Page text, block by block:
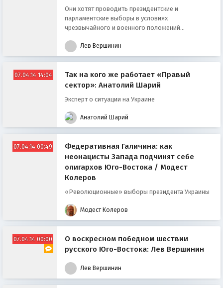
Они хотят проводить президентские и
парламентские выборы в условиях
чрезвычайного и военного положений...
Лев Вершинин
07.04.14 14:04
Так на кого же работает «Правый
сектор»: Анатолий Шарий
Эксперт о ситуации на Украине
Анатолий Шарий
07.04.14 00:49
Федеративная Галичина: как
неонацисты Запада подчинят себе
олигархов Юго-Востока / Модест
Колеров
«Революционные» выборы президента Украины
Модест Колеров
07.04.14 00:00
О воскресном победном шествии
русского Юго-Востока: Лев Вершинин
Лев Вершинин